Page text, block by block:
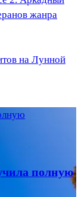
жанра
на Лунной
полную